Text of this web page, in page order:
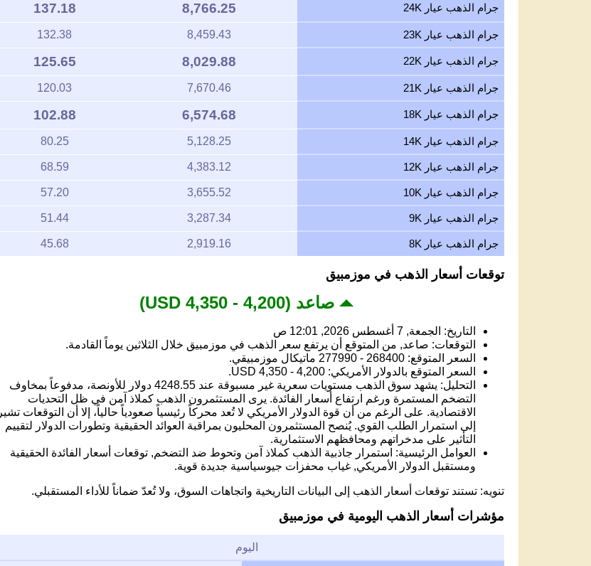
جرام الذهب عيار 24K 8,766.25
137.18
جرام الذهب عيار 23K 8,459.43
132.38
جرام الذهب عيار 22K 8,029.88
125.65
جرام الذهب عيار 21K 7,670.46
120.03
جرام الذهب عيار 18K 6,574.68
102.88
جرام الذهب عيار 14K 5,128.25
80.25
جرام الذهب عيار 12K 4,383.12
68.59
جرام الذهب عيار 10K 3,655.52
57.20
جرام الذهب عيار 9K 3,287.34
51.44
جرام الذهب عيار 8K 2,919.16
45.68
توقعات أسعار الذهب في موزمبيق
صاعد (4,200 - 4,350 USD)
التاريخ: الجمعة, 7 أغسطس 2026, 12:01 ص
التوقعات: صاعد, من المتوقع أن يرتفع سعر الذهب في موزمبيق خلال الثلاثين يوماً القادمة.
السعر المتوقع: 268400 - 277990 ماتيكال موزمبيقي.
السعر المتوقع بالدولار الأمريكي: 4,200 - 4,350 USD.
التحليل: يشهد سوق الذهب مستويات سعرية غير مسبوقة عند 4248.55 دولار للأونصة، مدفوعاً بمخاوف
التضخم المستمرة ورغم ارتفاع أسعار الفائدة. يرى المستثمرون الذهب كملاذ آمن في ظل التحديات
الاقتصادية. على الرغم من أن قوة الدولار الأمريكي لا تُعد محركاً رئيسياً صعودياً حالياً، إلا أن التوقعات تشير
إلى استمرار الطلب القوي. يُنصح المستثمرون المحليون بمراقبة العوائد الحقيقية وتطورات الدولار لتقييم
التأثير على مدخراتهم ومحافظهم الاستثمارية.
العوامل الرئيسية: استمرار جاذبية الذهب كملاذ آمن وتحوط ضد التضخم, توقعات أسعار الفائدة الحقيقية
ومستقبل الدولار الأمريكي, غياب محفزات جيوسياسية جديدة قوية.
تنويه: تستند توقعات أسعار الذهب إلى البيانات التاريخية واتجاهات السوق، ولا تُعدّ ضماناً للأداء المستقبلي.
مؤشرات أسعار الذهب اليومية في موزمبيق
اليوم